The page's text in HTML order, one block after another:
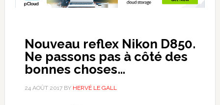
Nouveau reflex Nikon D850.
Ne passons pas à côté des
bonnes choses…
24 AOÛT 2017BY HERVÉ LE GALL